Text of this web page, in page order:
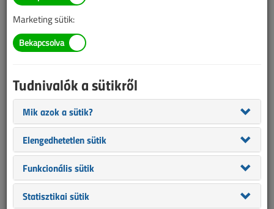
2020. december 3. |
Az alábbi tartalom archív, 6 éve frissült utoljára. A cikkben szereplő
helyenként hiányos lehet (képek, táblázatok stb.).
Marketing sütik:
Tudnivalók a sütikről
Mik azok a sütik?
Elengedhetetlen sütik
Funkcionális sütik
Statisztikai sütik